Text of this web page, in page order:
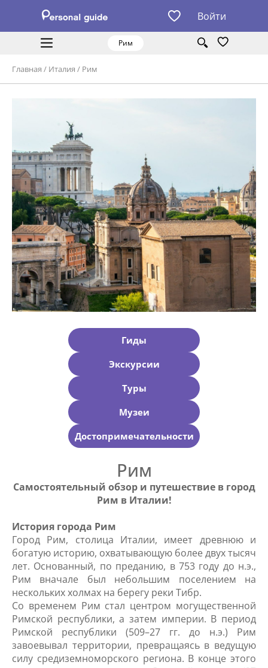
Войти
Рим
Главная / Италия / Рим
Гиды
Экскурсии
Туры
Музеи
Достопримечательности
Рим
Самостоятельный обзор и путешествие в город
Рим в Италии!
История города Рим
Город Рим, столица Италии, имеет древнюю и
богатую историю, охватывающую более двух тысяч
лет. Основанный, по преданию, в 753 году до н.э.,
Рим вначале был небольшим поселением на
нескольких холмах на берегу реки Тибр.
Со временем Рим стал центром могущественной
Римской республики, а затем империи. В период
Римской республики (509–27 гг. до н.э.) Рим
завоевывал территории, превращаясь в ведущую
силу средиземноморского региона. В конце этого